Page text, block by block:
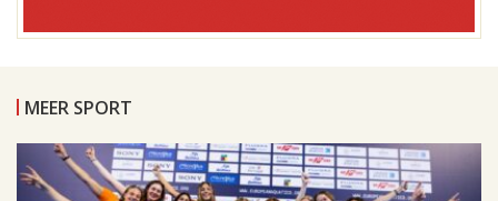
MEER SPORT